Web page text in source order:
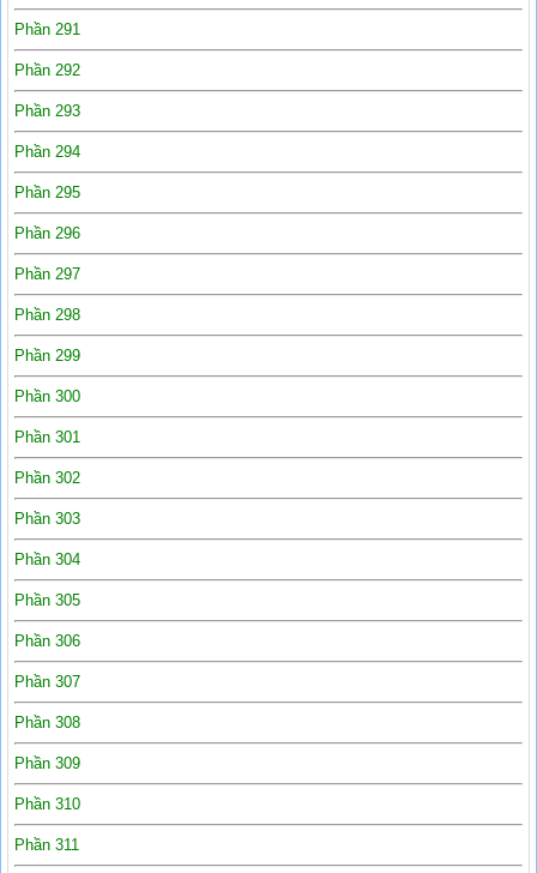
Phần 291
Phần 292
Phần 293
Phần 294
Phần 295
Phần 296
Phần 297
Phần 298
Phần 299
Phần 300
Phần 301
Phần 302
Phần 303
Phần 304
Phần 305
Phần 306
Phần 307
Phần 308
Phần 309
Phần 310
Phần 311